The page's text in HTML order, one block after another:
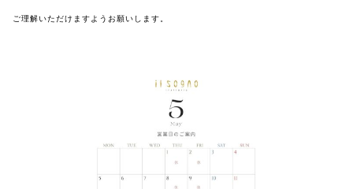
ご理解いただけますようお願いします。